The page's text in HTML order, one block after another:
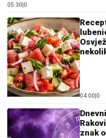
05:30|0
04:00|0
znak